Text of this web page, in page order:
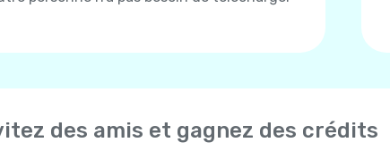
des amis et gagnez des crédits